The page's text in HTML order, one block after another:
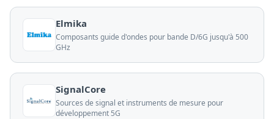
Elmika
Composants guide d'ondes pour bande D/6G jusqu'à 500
GHz
SignalCore
Sources de signal et instruments de mesure pour
développement 5G